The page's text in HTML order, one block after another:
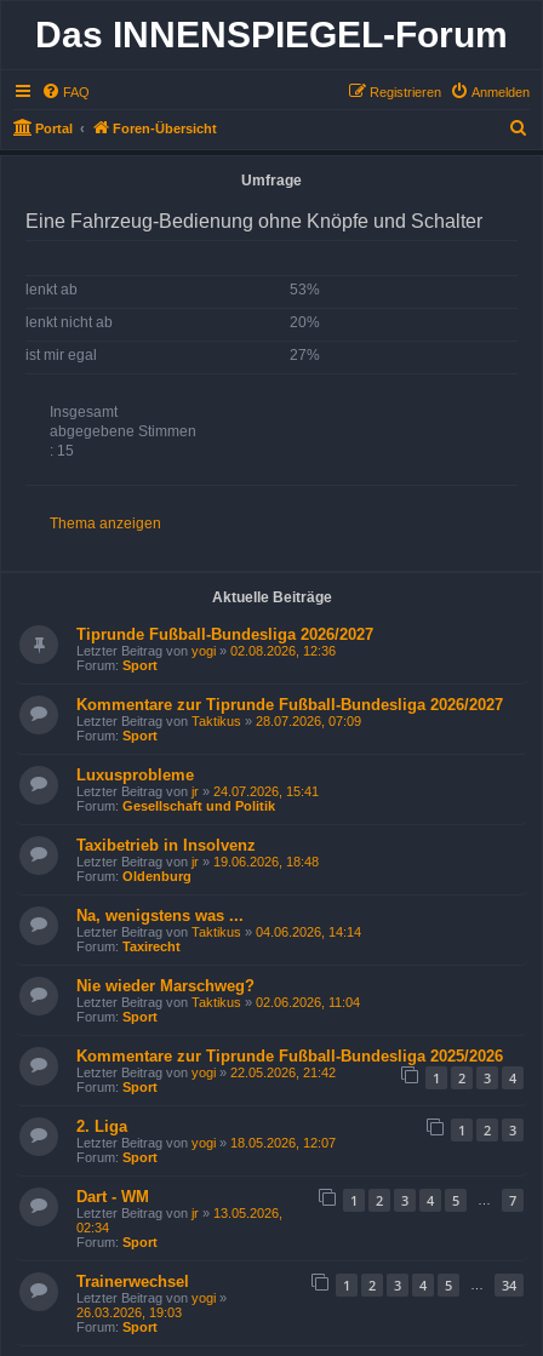
Das INNENSPIEGEL-Forum
FAQ Anmelden
Registrieren
Portal Foren-Übersicht
u
Umfrage
Eine Fahrzeug-Bedienung ohne Knöpfe und Schalter
lenkt ab
53%
lenkt nicht ab
20%
ist mir egal
27%
Insgesamt
abgegebene Stimmen
: 15
Thema anzeigen
Aktuelle Beiträge
Tiprunde Fußball-Bundesliga 2026/2027
Letzter Beitrag von yogi » 02.08.2026, 12:36
Forum: Sport
Kommentare zur Tiprunde Fußball-Bundesliga 2026/2027
Letzter Beitrag von Taktikus » 28.07.2026, 07:09
Forum: Sport
Luxusprobleme
Letzter Beitrag von jr » 24.07.2026, 15:41
Forum: Gesellschaft und Politik
Taxibetrieb in Insolvenz
Letzter Beitrag von jr » 19.06.2026, 18:48
Forum: Oldenburg
Na, wenigstens was ...
Letzter Beitrag von Taktikus » 04.06.2026, 14:14
Forum: Taxirecht
Nie wieder Marschweg?
Letzter Beitrag von Taktikus » 02.06.2026, 11:04
Forum: Sport
Kommentare zur Tiprunde Fußball-Bundesliga 2025/2026
1
2 3 4
Letzter Beitrag von yogi » 22.05.2026, 21:42
Forum: Sport
2. Liga 1 2 3
Letzter Beitrag von yogi » 18.05.2026, 12:07
Forum: Sport
Dart - WM 1 2 3 4 5 7
Letzter Beitrag von jr » 13.05.2026,
02:34
Forum: Sport
Trainerwechsel 1 2 3 4 5 34
Letzter Beitrag von yogi »
26.03.2026, 19:03
Forum: Sport